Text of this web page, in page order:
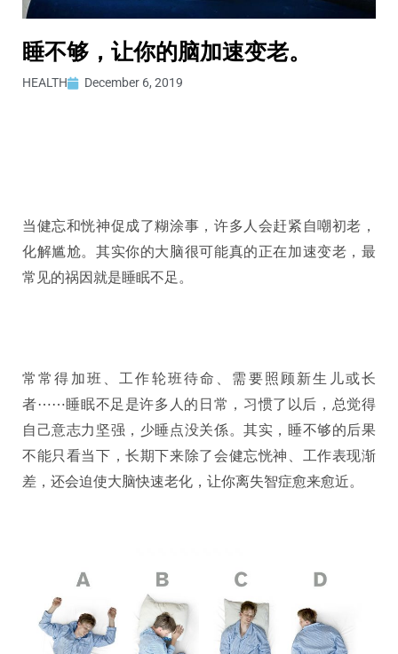
睡不够，让你的脑加速变老。
HEALTH December 6, 2019
当健忘和恍神促成了糊涂事，许多人会赶紧自嘲初老，
化解尴尬。其实你的大脑很可能真的正在加速变老，最
常见的祸因就是睡眠不足。
常常得加班、工作轮班待命、需要照顾新生儿或长
者⋯⋯睡眠不足是许多人的日常，习惯了以后，总觉得
自己意志力坚强，少睡点没关係。其实，睡不够的后果
不能只看当下，长期下来除了会健忘恍神、工作表现渐
差，还会迫使大脑快速老化，让你离失智症愈来愈近。